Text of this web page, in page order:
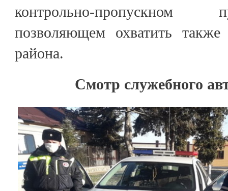
контрольно-
позволяющем охватить
района.
Смотр служебного